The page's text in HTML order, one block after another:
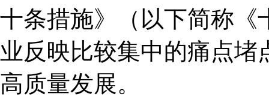
十条措施》（以下简称《
业反映比较集中的痛点
高质量发展。